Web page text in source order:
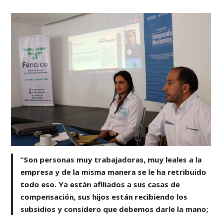
“Son personas muy trabajadoras, muy leales a la
empresa y de la misma manera se le ha retribuido
todo eso. Ya están afiliados a sus casas de
compensación, sus hijos están recibiendo los
subsidios y considero que debemos darle la mano;